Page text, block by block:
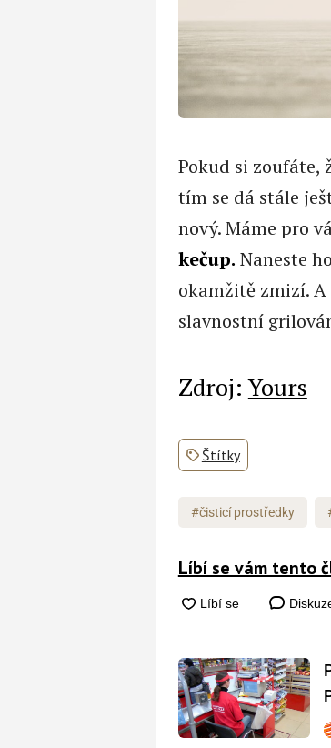
Pokud si zoufáte,
tím se dá stále
nový. Máme pro
kečup. Naneste
okamžitě zmizí.
slavnostní
Zdroj:Yours
Štítky
#čisticí prostředky
Líbí se vám tento